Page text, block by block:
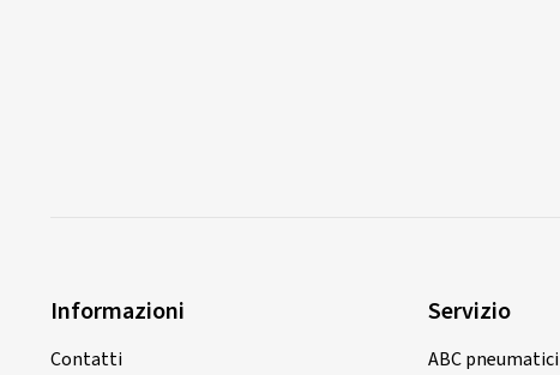
Informazioni
Contatti
Servizio
ABC pneumatici